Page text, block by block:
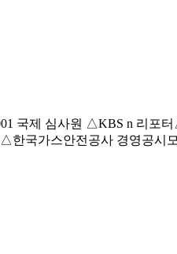
국제 심사원 △KBS n 리
한국가스안전공사 경영공